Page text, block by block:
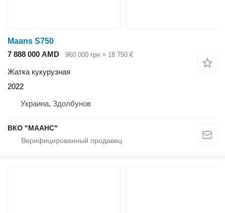
Maans S750
7 888 000 AMD
960 000 грн ≈ 18 750 €
Жатка кукурузная
2022
Украина, Здолбунов
ВКО "МААНС"